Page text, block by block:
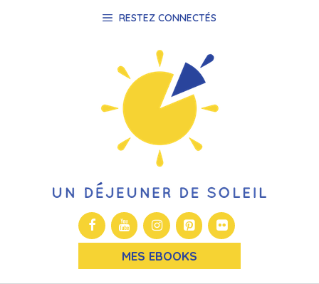
RESTEZ CONNECTÉS
MES EBOOKS